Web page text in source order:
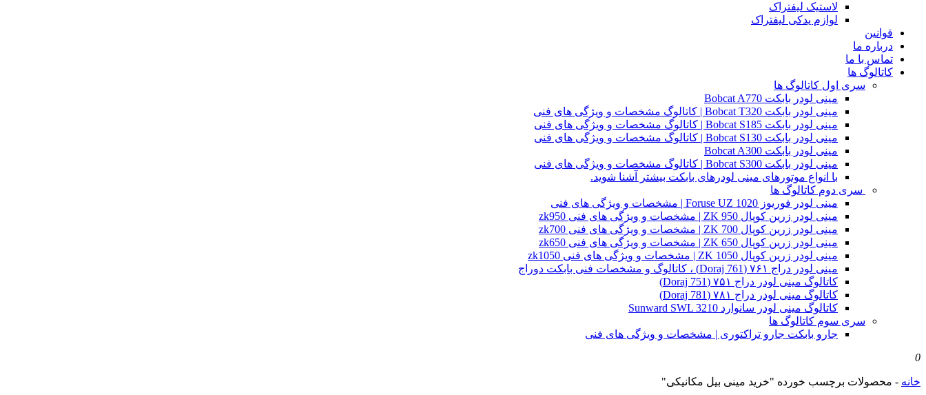
لاستیک لیفتراک
لوازم یدکی لیفتراک
قوانین
درباره ما
تماس با ما
کاتالوگ ها
سری اول کاتالوگ ها
مینی لودر بابکت Bobcat A770
مینی لودر بابکت Bobcat T320 | کاتالوگ مشخصات و ویژگی های فنی
مینی لودر بابکت Bobcat S185 | کاتالوگ مشخصات و ویژگی های فنی
مینی لودر بابکت Bobcat S130 | کاتالوگ مشخصات و ویژگی های فنی
مینی لودر بابکت Bobcat A300
مینی لودر بابکت Bobcat S300 | کاتالوگ مشخصات و ویژگی های فنی
با انواع موتورهای مینی لودرهای بابکت بیشتر آشنا شوید.
سری دوم کاتالوگ ها
مینی لودر فوریوز Foruse UZ 1020 | مشخصات و ویژگی های فنی
مینی لودر زرین کوپال ZK 950 | مشخصات و ویژگی های فنی zk950
مینی لودر زرین کوپال ZK 700 | مشخصات و ویژگی های فنی zk700
مینی لودر زرین کوپال ZK 650 | مشخصات و ویژگی های فنی zk650
مینی لودر زرین کوپال ZK 1050 | مشخصات و ویژگی های فنی zk1050
مینی لودر دراج ۷۶۱ (Doraj 761) ، کاتالوگ و مشخصات فنی بابکت دوراج
کاتالوگ مینی لودر دراج ۷۵۱ (Doraj 751)
کاتالوگ مینی لودر دراج ۷۸۱ (Doraj 781)
کاتالوگ مینی لودر سانوارد Sunward SWL 3210
سری سوم کاتالوگ ها
جارو بابکت جارو تراکتوری | مشخصات و ویژگی های فنی
0
خانه - محصولات برچسب خورده "خرید مینی بیل مکانیکی"